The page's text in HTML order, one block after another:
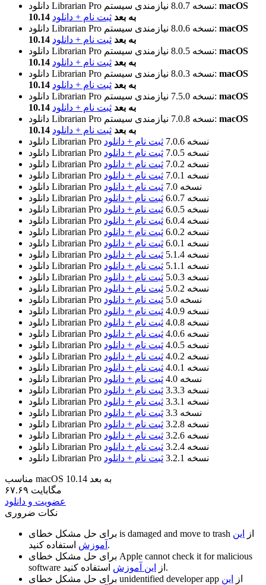
دانلود Librarian Pro نسخه 8.0.7نیازمندی سیستم: macOS
10.14 به بعد ثبت نام + دانلود
دانلود Librarian Pro
نسخه 8.0.6نیازمندی سیستم: macOS
10.14 به بعد ثبت نام + دانلود
دانلود Librarian Pro
نسخه 8.0.5نیازمندی سیستم: macOS
10.14 به بعد ثبت نام + دانلود
دانلود Librarian Pro
نسخه 8.0.3نیازمندی سیستم: macOS
10.14 به بعد ثبت نام + دانلود
دانلود Librarian Pro
نسخه 7.5.0نیازمندی سیستم: macOS
10.14 به بعد ثبت نام + دانلود
دانلود Librarian Pro
نسخه 7.0.8نیازمندی سیستم: macOS
10.14 به بعد ثبت نام + دانلود
دانلود Librarian Pro
نسخه 7.0.6
ثبت نام + دانلود
دانلود Librarian Pro
نسخه 7.0.5
ثبت نام + دانلود
دانلود Librarian Pro
نسخه 7.0.2
ثبت نام + دانلود
دانلود Librarian Pro
نسخه 7.0.1
ثبت نام + دانلود
دانلود Librarian Pro
نسخه 7.0
ثبت نام + دانلود
دانلود Librarian Pro
نسخه 6.0.7
ثبت نام + دانلود
دانلود Librarian Pro
نسخه 6.0.5
ثبت نام + دانلود
دانلود Librarian Pro
نسخه 6.0.4
ثبت نام + دانلود
دانلود Librarian Pro
نسخه 6.0.2
ثبت نام + دانلود
دانلود Librarian Pro
نسخه 6.0.1
ثبت نام + دانلود
دانلود Librarian Pro
نسخه 5.1.4
ثبت نام + دانلود
دانلود Librarian Pro
نسخه 5.1.1
ثبت نام + دانلود
دانلود Librarian Pro
نسخه 5.0.3
ثبت نام + دانلود
دانلود Librarian Pro
نسخه 5.0.2
ثبت نام + دانلود
دانلود Librarian Pro
نسخه 5.0
ثبت نام + دانلود
دانلود Librarian Pro
نسخه 4.0.9
ثبت نام + دانلود
دانلود Librarian Pro
نسخه 4.0.8
ثبت نام + دانلود
دانلود Librarian Pro
نسخه 4.0.6
ثبت نام + دانلود
دانلود Librarian Pro
نسخه 4.0.5
ثبت نام + دانلود
دانلود Librarian Pro
نسخه 4.0.2
ثبت نام + دانلود
دانلود Librarian Pro
نسخه 4.0.1
ثبت نام + دانلود
دانلود Librarian Pro
نسخه 4.0
ثبت نام + دانلود
دانلود Librarian Pro
نسخه 3.3.3
ثبت نام + دانلود
دانلود Librarian Pro
نسخه 3.3.1
ثبت نام + دانلود
دانلود Librarian Pro
نسخه 3.3
ثبت نام + دانلود
دانلود Librarian Pro
نسخه 3.2.8
ثبت نام + دانلود
دانلود Librarian Pro
نسخه 3.2.6
ثبت نام + دانلود
دانلود Librarian Pro
نسخه 3.2.4
ثبت نام + دانلود
دانلود Librarian Pro
نسخه 3.2.1 ثبت نام + دانلود
مناسب macOS 10.14 به بعد
۶۷.۶۹ مگابایت
عضویت و دانلود
نکات ضروری
is damaged and move to trash از
این
آموزش استفاده کنید.
Apple cannot check it for malicious
software
از این آموزش
استفاده کنید.
unidentified developer app از این